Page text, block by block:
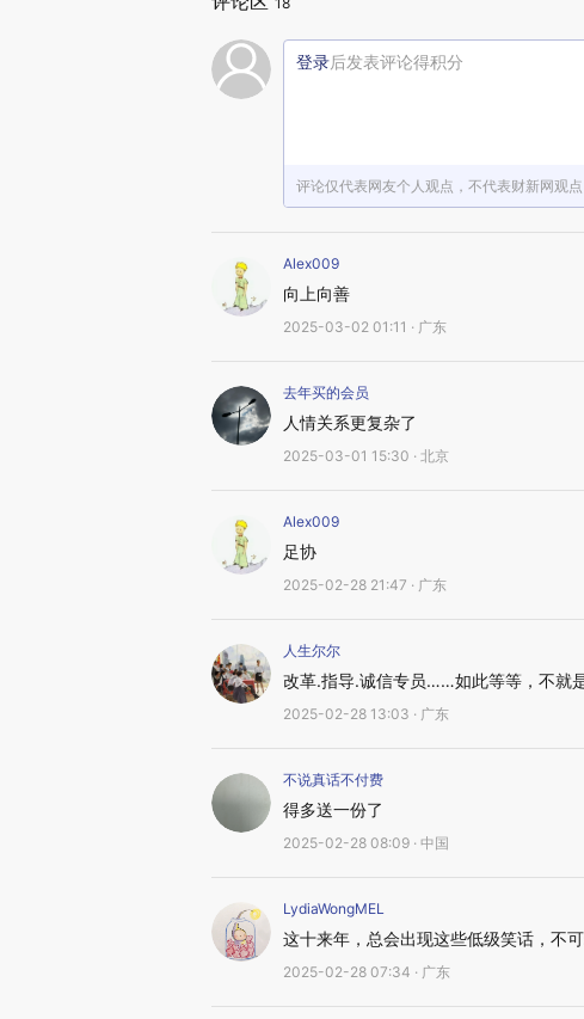
登录后发表评论得积分
评论仅代表网友个人观点，不代表财新网观点
Alex009
向上向善
2025-03-02 01:11 · 广东
去年买的会员
人情关系更复杂了
2025-03-01 15:30 · 北京
Alex009
足协
2025-02-28 21:47 · 广东
人生尔尔
改革.指导.诚信专员……如此等等，不就
2025-02-28 13:03 · 广东
不说真话不付费
得多送一份了
2025-02-28 08:09 · 中国
LydiaWongMEL
这十来年，总会出现这些低级笑话，不
2025-02-28 07:34 · 广东